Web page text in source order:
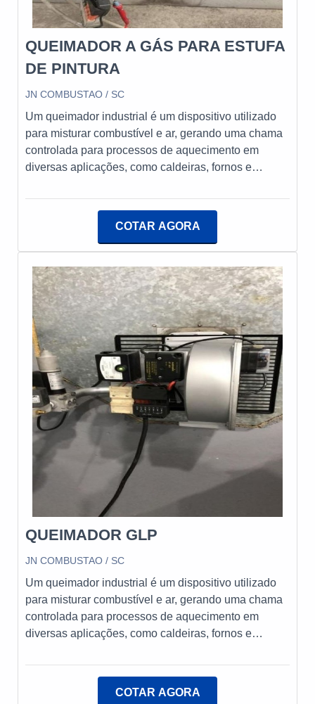
QUEIMADOR A GÁS PARA ESTUFA
DE PINTURA
JN COMBUSTAO / SC
Um queimador industrial é um dispositivo utilizado
para misturar combustível e ar, gerando uma chama
controlada para processos de aquecimento em
diversas aplicações, como caldeiras, fornos e
temperaturas e pressões, esses queimadores
indústria. Eles podem funcionar com diferentes tipos
de combustíveis, como gás natural, óleo e
biocombustíveis, e são essenciais para manter a
segurança e a performance dos equipamentos
industriais.
COTAR AGORA
QUEIMADOR GLP
JN COMBUSTAO / SC
Um queimador industrial é um dispositivo utilizado
para misturar combustível e ar, gerando uma chama
controlada para processos de aquecimento em
diversas aplicações, como caldeiras, fornos e
temperaturas e pressões, esses queimadores
COTAR AGORA